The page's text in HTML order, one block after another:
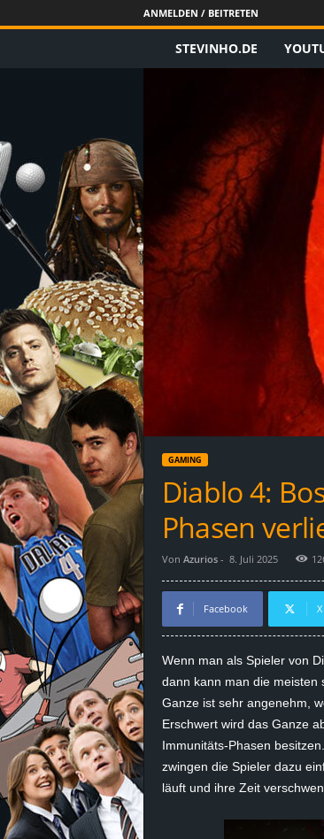
ANMELDEN / BEITRETEN
n
h
e
E
i
n
s
g
e
STEVINHO.DE
GAMING
Diablo 4:
Phasen
Von Azurios- 8. Juli 2025
Facebook X
Wenn man als Spieler von
dann kann man die meisten
Ganze ist sehr angenehm,
Erschwert wird das Ganze
Immunitäts-Phasen
zwingen die Spieler dazu
läuft und ihre Zeit